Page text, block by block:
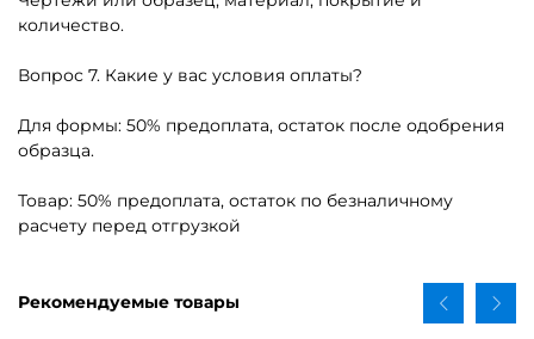
количество.
Вопрос 7. Какие у вас условия оплаты?
Для формы: 50% предоплата, остаток после одобрения
образца.
Товар: 50% предоплата, остаток по безналичному
расчету перед отгрузкой
Рекомендуемые товары